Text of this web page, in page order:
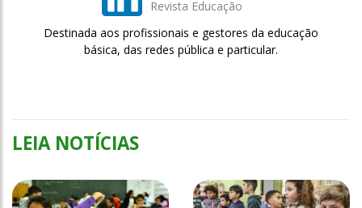
Revista Educação
Destinada aos profissionais e gestores da educação
básica, das redes pública e particular.
LEIA NOTÍCIAS